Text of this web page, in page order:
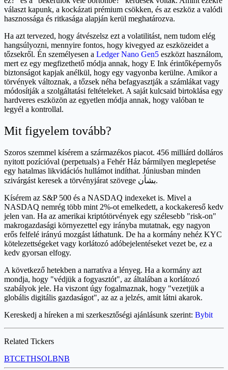
választ kapunk, a kockázati prémium csökken, és az eszköz a valódi
hasznossága és ritkasága alapján kerül meghatározva.
Ha azt tervezed, hogy átvészelsz ezt a volatilitást, nem tudom elég
hangsúlyozni, mennyire fontos, hogy kivegyed az eszközeidet a
tőzsekről. Én személyesen a Ledger Nano Gen5 eszközt használom,
mert ez egy megfizethető módja annak, hogy E Ink érintőképernyős
biztonságot kapjak anélkül, hogy egy vagyonba kerülne. Amikor a
törvények változnak, a tőzsek néha befagyasztják a számlákat vagy
módosítják a szolgáltatási feltételeket. A saját kulcsaid birtoklása egy
hardveres eszközön az egyetlen módja annak, hogy valóban te
legyél a kontrollal.
Mit figyelem tovább?
Szoros szemmel kísérem a származékos piacot. 456 milliárd dolláros
nyitott pozícióval (perpetuals) a Fehér Ház bármilyen meglepetése
egy hatalmas likvidációs hullámot indíthat. Júniusban minden
szivárgást keresek a törvényjárat szövege بشأن.
Kísérem az S&P 500 és a NASDAQ indexeket is. Mivel a
NASDAQ nemrég több mint 2%-ot emelkedett, a kockakereső kedv
jelen van. Ha az amerikai kriptótörvények egy szélesebb "risk-on"
makrogazdasági környezettel egy irányba mutatnak, egy nagyon
erős felfelé irányú mozgást láthatunk. De ha a kormány nehéz KYC
kötelezettségeket vagy korlátozó adóbejelentéseket vezet be, ez a
kedv gyorsan elfogy.
A következő hetekben a narratíva a lényeg. Ha a kormány azt
mondja, hogy "védjük a fogyasztót", az általában a korlátozó
szabályok jele. Ha viszont úgy fogalmaznak, hogy "vezetjük a
globális digitális gazdaságot", az az a jelzés, amit látni akarok.
Kereskedj a híreken a mi szerkesztőségi ajánlásunk szerint: Bybit
Related Tickers
BTCETHSOLBNB